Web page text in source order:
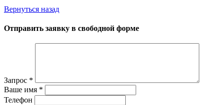
Вернуться назад
Отправить заявку в свободной форме
Запрос *
Ваше имя *
Телефон